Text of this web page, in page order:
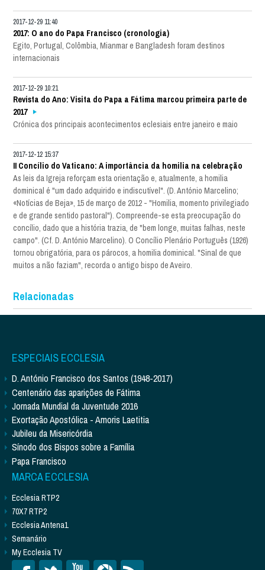
2017-12-29 11:40
2017: O ano do Papa Francisco (cronologia)
Egito, Portugal, Colômbia, Mianmar e Bangladesh foram destinos
internacionais
2017-12-29 10:21
Revista do Ano: Visita do Papa a Fátima marcou primeira parte de
2017
Crónica dos principais acontecimentos eclesiais entre janeiro e maio
2017-12-12 15:37
II Concílio do Vaticano: A importância da homilia na celebração
As leis da Igreja reforçam esta orientação e, atualmente, a homilia
dominical é "um dado adquirido e indiscutível". (D. António Marcelino;
«Notícias de Beja», 15 de março de 2012 - "Homilia, momento privilegiado
e de grande sentido pastoral"). Compreende-se esta preocupação do
concílio, dado que a história trazia, de "bem longe, muitas falhas, neste
campo". (Cf. D. António Marcelino). O Concílio Plenário Português (1926)
tornou obrigatória, para os párocos, a homilia dominical. "Sinal de que
muitos a não faziam", recorda o antigo bispo de Aveiro.
Relacionadas
ESPECIAIS ECCLESIA
D. António Francisco dos Santos (1948-2017)
Centenário das aparições de Fátima
Jornada Mundial da Juventude 2016
Exortação Apostólica - Amoris Laetitia
Jubileu da Misericórdia
Sínodo dos Bispos sobre a Família
Papa Francisco
MARCA ECCLESIA
Ecclesia RTP2
70X7 RTP2
Ecclesia Antena1
Semanário
My Ecclesia TV